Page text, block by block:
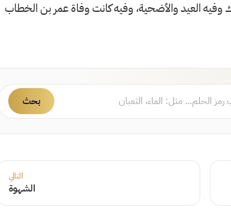
وفيه العيد والأضحية، وفيه كانت وفاة عمر بن الخطاب
بحث
التالي
الشهوة